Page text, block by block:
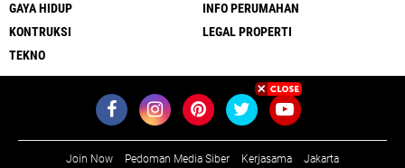
GAYA HIDUP
INFO PERUMAHAN
KONTRUKSI
LEGAL PROPERTI
TEKNO
Join Now Pedoman Media Siber Kerjasama Jakarta